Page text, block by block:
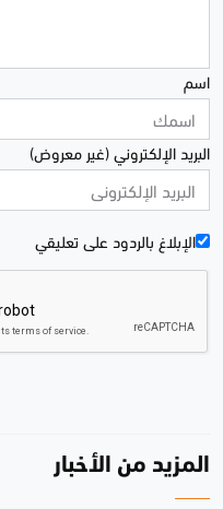
اسم
البريد الإلكتروني (غير معروض)
الإبلاغ بالردود علی تعليقي
المزيد من الأخبار